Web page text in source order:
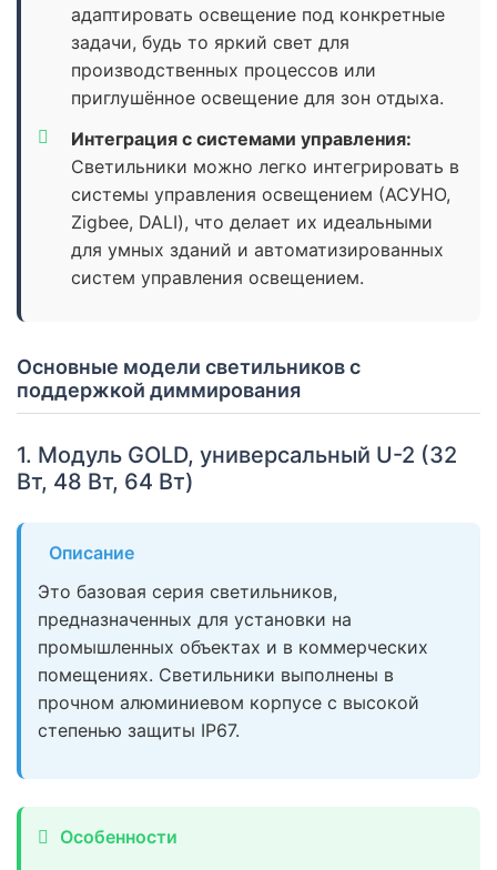
адаптировать освещение под конкретные
задачи, будь то яркий свет для
производственных процессов или
приглушённое освещение для зон отдыха.
Интеграция с системами управления:
Светильники можно легко интегрировать в
системы управления освещением (АСУНО,
Zigbee, DALI), что делает их идеальными
для умных зданий и автоматизированных
систем управления освещением.
Основные модели светильников с
поддержкой диммирования
1. Модуль GOLD, универсальный U-2 (32
Вт, 48 Вт, 64 Вт)
Описание
Это базовая серия светильников,
предназначенных для установки на
промышленных объектах и в коммерческих
помещениях. Светильники выполнены в
прочном алюминиевом корпусе с высокой
степенью защиты IP67.
Особенности